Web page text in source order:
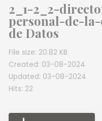
2_1-2_2-
personal-de-
de Datos
File size: 20.82 KB
Created: 03-08-2024
Updated: 03-08-2024
Hits: 22